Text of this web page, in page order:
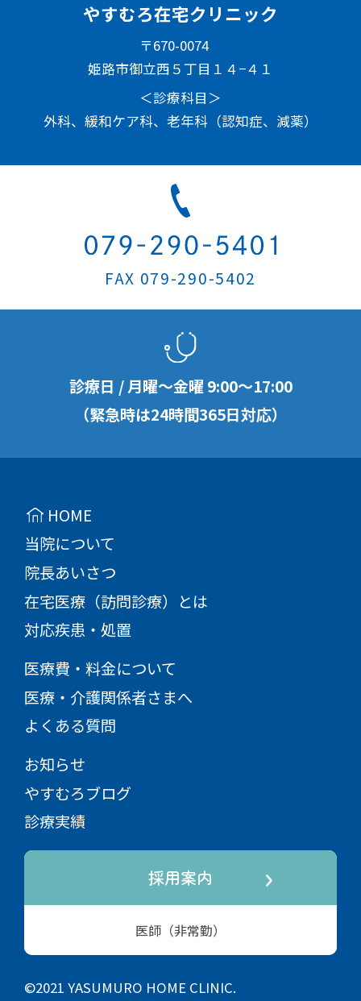
やすむろ在宅クリニック
〒670-0074
姫路市御立西５丁目１４−４１
＜診療科目＞
外科、緩和ケア科、老年科（認知症、減薬）
FAX 079-290-5402
診療日 / 月曜〜金曜 9:00〜17:00
（緊急時は24時間365日対応）
HOME
当院について
院長あいさつ
在宅医療（訪問診療）とは
対応疾患・処置
医療費・料金について
医療・介護関係者さまへ
よくある質問
お知らせ
やすむろブログ
診療実績
採用案内
医師（非常勤）
©2021 YASUMURO HOME CLINIC.